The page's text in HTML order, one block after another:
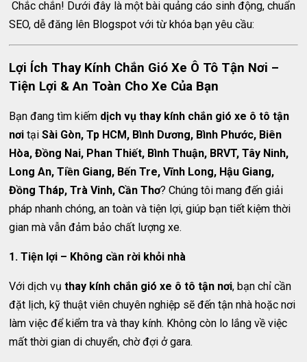
Chắc chắn! Dưới đây là một bài quảng cáo sinh động, chuẩn
SEO, dễ đăng lên Blogspot với từ khóa bạn yêu cầu:
Lợi Ích Thay Kính Chắn Gió Xe Ô Tô Tận Nơi –
Tiện Lợi & An Toàn Cho Xe Của Bạn
Bạn đang tìm kiếm dịch vụ thay kính chắn gió xe ô tô tận
nơi tạiSài Gòn, Tp HCM, Bình Dương, Bình Phước, Biên
Hòa, Đồng Nai, Phan Thiết, Bình Thuận, BRVT, Tây Ninh,
Long An, Tiền Giang, Bến Tre, Vĩnh Long, Hậu Giang,
Đồng Tháp, Trà Vinh, Cần Thơ? Chúng tôi mang đến giải
pháp nhanh chóng, an toàn và tiện lợi, giúp bạn tiết kiệm thời
gian mà vẫn đảm bảo chất lượng xe.
1. Tiện lợi – Không cần rời khỏi nhà
Với dịch vụthay kính chắn gió xe ô tô tận nơi, bạn chỉ cần
đặt lịch, kỹ thuật viên chuyên nghiệp sẽ đến tận nhà hoặc nơi
làm việc để kiểm tra và thay kính. Không còn lo lắng về việc
mất thời gian di chuyển, chờ đợi ở gara.